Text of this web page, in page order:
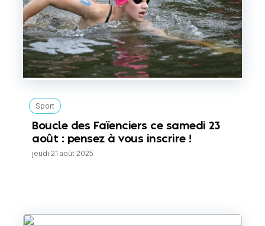
Sport
Boucle des Faïenciers ce samedi 23
août : pensez à vous inscrire !
jeudi 21 août 2025